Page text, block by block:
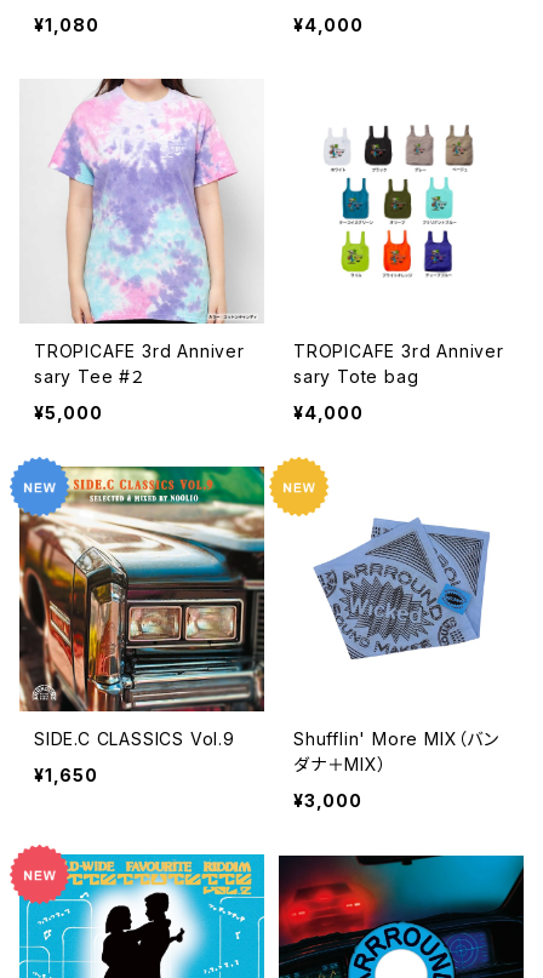
スト・深々煎り 100g
¥1,080
¥4,000
TROPICAFE 3rd Anniver
sary Tee #２
¥5,000
TROPICAFE 3rd Anniver
sary Tote bag
¥4,000
SIDE.C CLASSICS Vol.9
¥1,650
Shufflin' More MIX（バン
ダナ＋MIX）
¥3,000